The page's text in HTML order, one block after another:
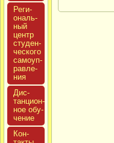
Реги­
ональ­
ный
центр
сту­ден­
ческо­го
са­мо­уп­
равле­
ния
Дис­
танци­он­
ное обу­
чение
Кон­